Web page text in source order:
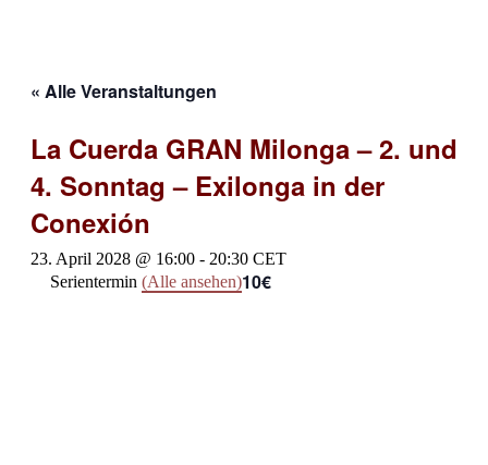
« Alle Veranstaltungen
La Cuerda GRAN Milonga – 2. und
4. Sonntag – Exilonga in der
Conexión
23. April 2028 @ 16:00 - 20:30 CET
Serientermin (Alle ansehen)10€